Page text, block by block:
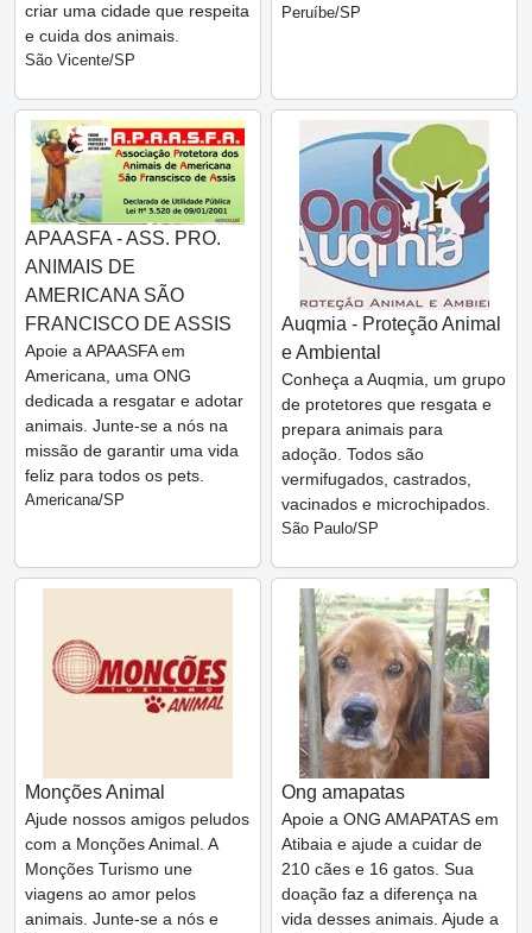
criar uma cidade que respeita
e cuida dos animais.
São Vicente/SP
Peruíbe/SP
APAASFA - ASS. PRO.
ANIMAIS DE
AMERICANA SÃO
FRANCISCO DE ASSIS
Apoie a APAASFA em
Americana, uma ONG
dedicada a resgatar e adotar
animais. Junte-se a nós na
missão de garantir uma vida
feliz para todos os pets.
Americana/SP
Auqmia - Proteção Animal
e Ambiental
Conheça a Auqmia, um grupo
de protetores que resgata e
prepara animais para
adoção. Todos são
vermifugados, castrados,
vacinados e microchipados.
São Paulo/SP
Monções Animal
Ajude nossos amigos peludos
com a Monções Animal. A
Monções Turismo une
viagens ao amor pelos
animais. Junte-se a nós e
Ong amapatas
Apoie a ONG AMAPATAS em
Atibaia e ajude a cuidar de
210 cães e 16 gatos. Sua
doação faz a diferença na
vida desses animais. Ajude a